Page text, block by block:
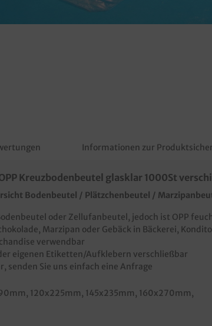
Informationen zur
Kreuzbodenbeutel glasklar 1000St
Bodenbeutel / Plätzchenbeutel /
oder Zellufanbeutel, jedoch ist OPP
Marzipan oder Gebäck in Bäckerei,
verwendbar
eigenen Etiketten/Aufklebern verschließbar
senden Sie uns einfach eine Anfrage
, 120x225mm , 145x235mm , 160x270mm